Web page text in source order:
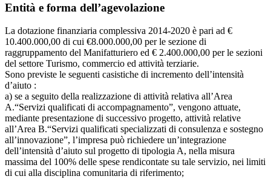
Entità e forma dell’agevolazione
La dotazione finanziaria complessiva 2014-2020 è pari ad €
10.400.000,00 di cui €8.000.000,00 per le sezione di
raggruppamento del Manifatturiero ed € 2.400.000,00 per le sezioni
del settore Turismo, commercio ed attività terziarie.
Sono previste le seguenti casistiche di incremento dell’intensità
d’aiuto :
a) se a seguito della realizzazione di attività relativa all’Area
A.“Servizi qualificati di accompagnamento”, vengono attuate,
mediante presentazione di successivo progetto, attività relative
all’Area B.“Servizi qualificati specializzati di consulenza e sostegno
all’innovazione”, l’impresa può richiedere un’integrazione
dell’intensità d’aiuto sul progetto di tipologia A, nella misura
massima del 100% delle spese rendicontate su tale servizio, nei limiti
di cui alla disciplina comunitaria di riferimento;